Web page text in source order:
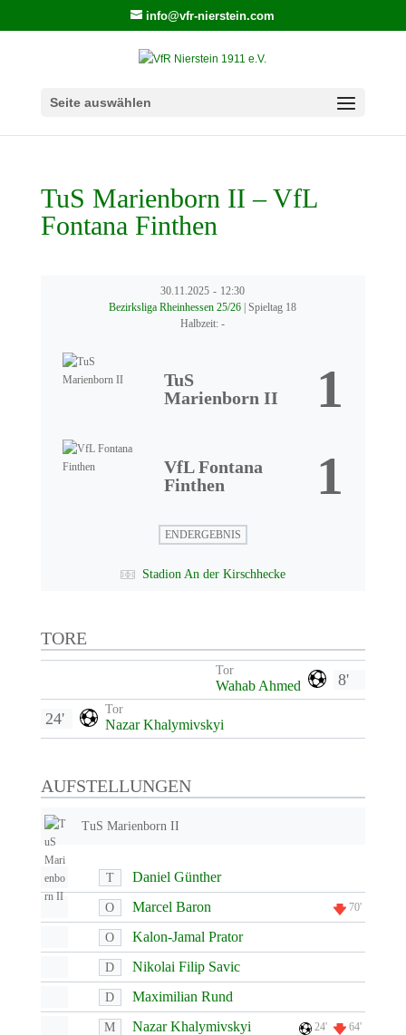
info@vfr-nierstein.com
Seite auswählen
TuS Marienborn II – VfL
Fontana Finthen
30.11.2025 - 12:30
Bezirksliga Rheinhessen 25/26 | Spieltag 18
Halbzeit: -
TuS
Marienborn II
1
VfL Fontana
Finthen
1
ENDERGEBNIS
Stadion An der Kirschhecke
TORE
8'
Tor
Wahab Ahmed
Tor
Nazar Khalymivskyi
24'
AUFSTELLUNGEN
TuS Marienborn II
T Daniel Günther
O Marcel Baron 70'
O Kalon-Jamal Prator
D Nikolai Filip Savic
D Maximilian Rund
M Nazar Khalymivskyi 24' 64'